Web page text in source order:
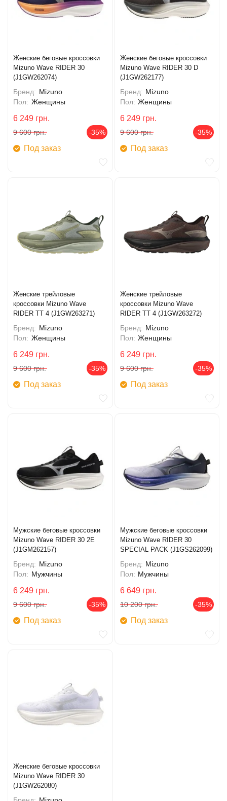
Женские беговые кроссовки
Mizuno Wave RIDER 30
(J1GW262074)
Бренд: Mizuno
Пол: Женщины
6 249 грн.
9 600 грн. -35%
Под заказ
Женские беговые кроссовки
Mizuno Wave RIDER 30 D
(J1GW262177)
Бренд: Mizuno
Пол: Женщины
6 249 грн.
9 600 грн. -35%
Под заказ
Женские трейловые
кроссовки Mizuno Wave
RIDER TT 4 (J1GW263271)
Бренд: Mizuno
Пол: Женщины
6 249 грн.
9 600 грн. -35%
Под заказ
Женские трейловые
кроссовки Mizuno Wave
RIDER TT 4 (J1GW263272)
Бренд: Mizuno
Пол: Женщины
6 249 грн.
9 600 грн. -35%
Под заказ
Мужские беговые кроссовки
Mizuno Wave RIDER 30 2E
(J1GM262157)
Бренд: Mizuno
Пол: Мужчины
6 249 грн.
9 600 грн. -35%
Под заказ
Мужские беговые кроссовки
Mizuno Wave RIDER 30
SPECIAL PACK (J1GS262099)
Бренд: Mizuno
Пол: Мужчины
6 649 грн.
10 200 грн. -35%
Под заказ
Женские беговые кроссовки
Mizuno Wave RIDER 30
(J1GW262080)